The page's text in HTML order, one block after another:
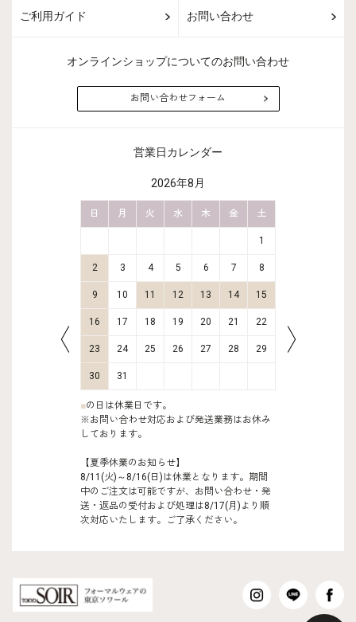
ご利用ガイド お問い合わせ
オンラインショップについてのお問い合わせ
お問い合わせフォーム
営業日カレンダー
2026年8月
日 月 火 水 木 金 土
1
2 3 4 5 6 7 8
9 10 11 12 13 14 15
16 17 18 19 20 21 22
23 24 25 26 27 28 29
30 31
■の日は休業日です。
※お問い合わせ対応および発送業務はお休み
しております。
【夏季休業のお知らせ】
8/11(火)～8/16(日)は休業となります。期間
中のご注文は可能ですが、お問い合わせ・発
送・返品の受付および処理は8/17(月)より順
次対応いたします。ご了承ください。